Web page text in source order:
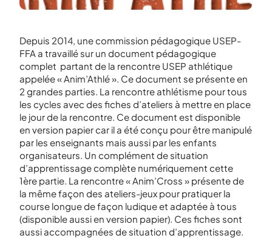
Depuis 2014, une commission pédagogique USEP-
FFA a travaillé sur un document pédagogique
complet partant de la rencontre USEP athlétique
appelée « Anim’Athlé ». Ce document se présente en
2 grandes parties. La rencontre athlétisme pour tous
les cycles avec des fiches d’ateliers à mettre en place
le jour de la rencontre. Ce document est disponible
en version papier car il a été conçu pour être manipulé
par les enseignants mais aussi par les enfants
organisateurs. Un complément de situation
d’apprentissage complète numériquement cette
1ère partie. La rencontre « Anim’Cross » présente de
la même façon des ateliers-jeux pour pratiquer la
course longue de façon ludique et adaptée à tous
(disponible aussi en version papier). Ces fiches sont
aussi accompagnées de situation d’apprentissage.